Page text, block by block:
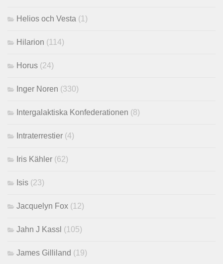
Helios och Vesta (1)
Hilarion (114)
Horus (24)
Inger Noren (330)
Intergalaktiska Konfederationen (8)
Intraterrestier (4)
Iris Kähler (62)
Isis (23)
Jacquelyn Fox (12)
Jahn J Kassl (105)
James Gilliland (19)